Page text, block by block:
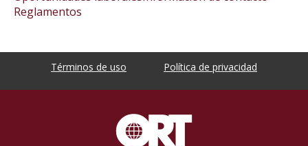
Reglamentos
Términos de uso Política de privacidad